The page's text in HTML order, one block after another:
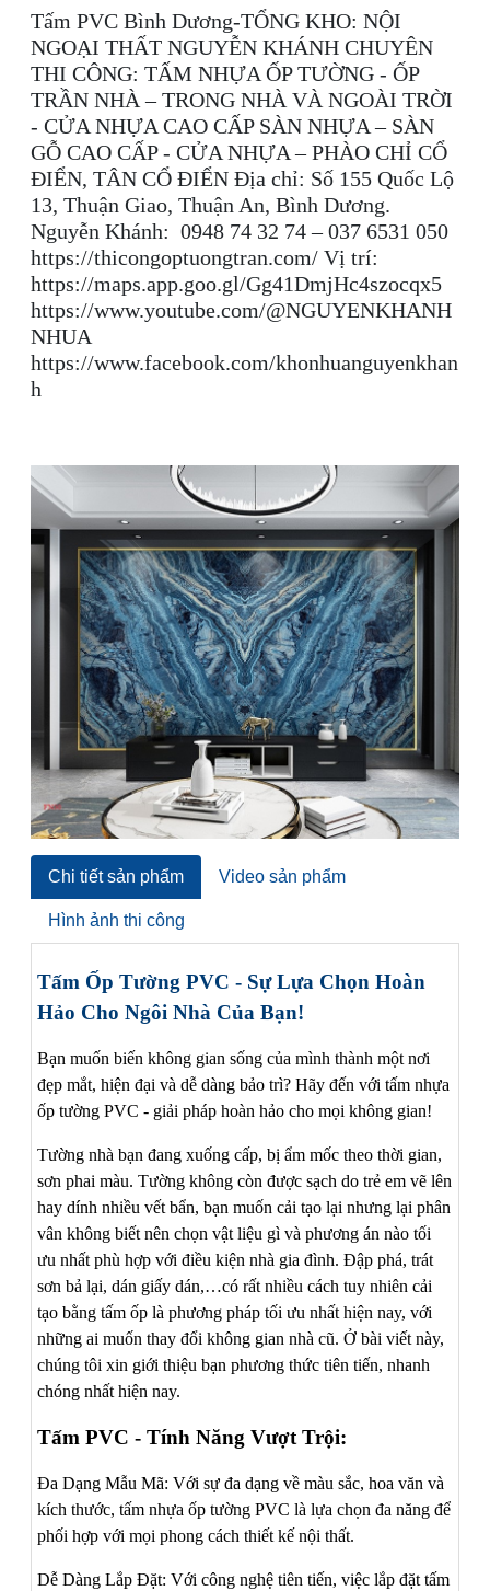
Tấm PVC Bình Dương-TỔNG KHO: NỘI
NGOẠI THẤT NGUYỄN KHÁNH CHUYÊN
THI CÔNG: TẤM NHỰA ỐP TƯỜNG - ỐP
TRẦN NHÀ – TRONG NHÀ VÀ NGOÀI TRỜI
- CỬA NHỰA CAO CẤP SÀN NHỰA – SÀN
GỖ CAO CẤP - CỬA NHỰA – PHÀO CHỈ CỔ
ĐIỂN, TÂN CỔ ĐIỂN Địa chỉ: Số 155 Quốc Lộ
13, Thuận Giao, Thuận An, Bình Dương.
Nguyễn Khánh: 0948 74 32 74 – 037 6531 050
https://thicongoptuongtran.com/ Vị trí:
https://maps.app.goo.gl/Gg41DmjHc4szocqx5
https://www.youtube.com/@NGUYENKHANH
NHUA
https://www.facebook.com/khonhuanguyenkhan
h
Chi tiết sản phẩm Video sản phẩm
Hình ảnh thi công
Tấm Ốp Tường PVC - Sự Lựa Chọn Hoàn
Hảo Cho Ngôi Nhà Của Bạn!
Bạn muốn biến không gian sống của mình thành một nơi
đẹp mắt, hiện đại và dễ dàng bảo trì? Hãy đến với tấm nhựa
ốp tường PVC - giải pháp hoàn hảo cho mọi không gian!
Tường nhà bạn đang xuống cấp, bị ẩm mốc theo thời gian,
sơn phai màu. Tường không còn được sạch do trẻ em vẽ lên
hay dính nhiều vết bẩn, bạn muốn cải tạo lại nhưng lại phân
vân không biết nên chọn vật liệu gì và phương án nào tối
ưu nhất phù hợp với điều kiện nhà gia đình. Đập phá, trát
sơn bả lại, dán giấy dán,…có rất nhiều cách tuy nhiên cải
tạo bằng tấm ốp là phương pháp tối ưu nhất hiện nay, với
những ai muốn thay đổi không gian nhà cũ. Ở bài viết này,
chúng tôi xin giới thiệu bạn phương thức tiên tiến, nhanh
chóng nhất hiện nay.
Tấm PVC - Tính Năng Vượt Trội:
Đa Dạng Mẫu Mã: Với sự đa dạng về màu sắc, hoa văn và
kích thước, tấm nhựa ốp tường PVC là lựa chọn đa năng để
phối hợp với mọi phong cách thiết kế nội thất.
Dễ Dàng Lắp Đặt: Với công nghệ tiên tiến, việc lắp đặt tấm